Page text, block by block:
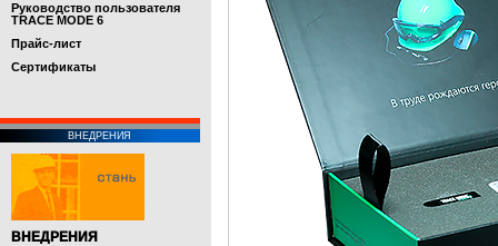
Руководство пользователя
TRACE MODE 6
Прайс-лист
Cертификаты
ВНЕДРЕНИЯ
ВНЕДРЕНИЯ